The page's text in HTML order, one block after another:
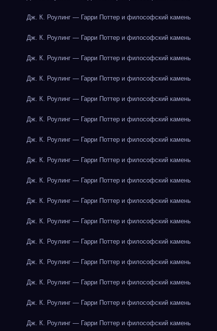
Дж. К. Роулинг — Гарри Поттер и философский камень
Дж. К. Роулинг — Гарри Поттер и философский камень
Дж. К. Роулинг — Гарри Поттер и философский камень
Дж. К. Роулинг — Гарри Поттер и философский камень
Дж. К. Роулинг — Гарри Поттер и философский камень
Дж. К. Роулинг — Гарри Поттер и философский камень
Дж. К. Роулинг — Гарри Поттер и философский камень
Дж. К. Роулинг — Гарри Поттер и философский камень
Дж. К. Роулинг — Гарри Поттер и философский камень
Дж. К. Роулинг — Гарри Поттер и философский камень
Дж. К. Роулинг — Гарри Поттер и философский камень
Дж. К. Роулинг — Гарри Поттер и философский камень
Дж. К. Роулинг — Гарри Поттер и философский камень
Дж. К. Роулинг — Гарри Поттер и философский камень
Дж. К. Роулинг — Гарри Поттер и философский камень
Дж. К. Роулинг — Гарри Поттер и философский камень